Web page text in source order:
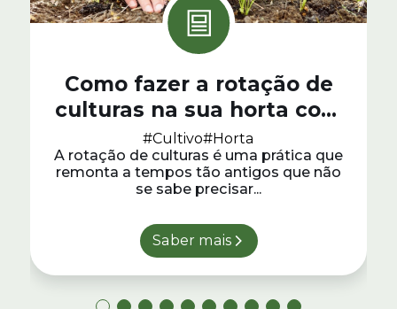
Como fazer a rotação de
culturas na sua horta com
sucesso
#Cultivo#Horta
A rotação de culturas é uma prática que
remonta a tempos tão antigos que não
se sabe precisar...
Saber mais